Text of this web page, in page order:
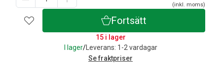
(inkl. moms)
Fortsätt
15 i lager
I lager/Leverans: 1-2 vardagar
Se fraktpriser